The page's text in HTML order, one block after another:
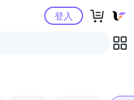
Yahoo購物中心登入